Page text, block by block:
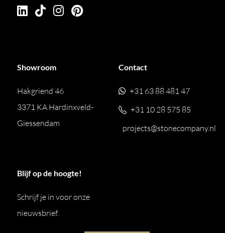
Showroom
Hakgriend 46
3371 KA Hardinxveld-
Giessendam
Contact
+31 63 88 481 47
+31 10 28 575 85
projects@stonecompany.nl
Blijf op de hoogte!
Schrijf je in voor onze
nieuwsbrief.